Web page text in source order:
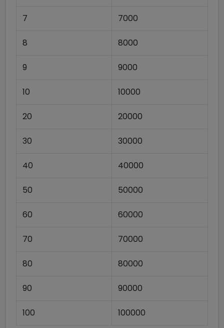
7 7000
8 8000
9 9000
10 10000
20 20000
30 30000
40 40000
50 50000
60 60000
70 70000
80 80000
90 90000
100 100000